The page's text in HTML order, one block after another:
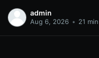
admin
Aug 6, 2026 • 21